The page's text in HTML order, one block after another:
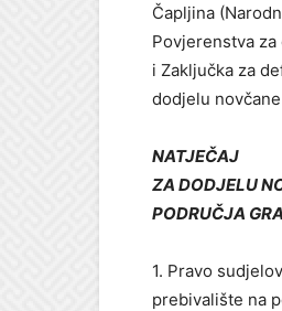
Čapljina
Povjerenstva
i Zaključka za
dodjelu
NATJEČAJ
ZA DODJELU
PODRUČJA
1. Pravo
prebivalište na